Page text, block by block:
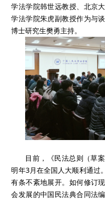
学法学院韩世远教授、北京
学法学院朱虎副教授作为与
博士研究生樊勇主持。
目前，《民法总则（草
明年3月在全国人大顺利通过
有条不紊地展开。如何修订
会发展的中国民法典合同法